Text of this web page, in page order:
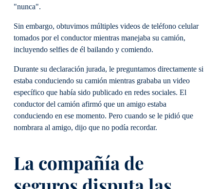
"nunca".
Sin embargo, obtuvimos múltiples videos de teléfono celular
tomados por el conductor mientras manejaba su camión,
incluyendo selfies de él bailando y comiendo.
Durante su declaración jurada, le preguntamos directamente si
estaba conduciendo su camión mientras grababa un video
específico que había sido publicado en redes sociales. El
conductor del camión afirmó que un amigo estaba
conduciendo en ese momento. Pero cuando se le pidió que
nombrara al amigo, dijo que no podía recordar.
La compañía de